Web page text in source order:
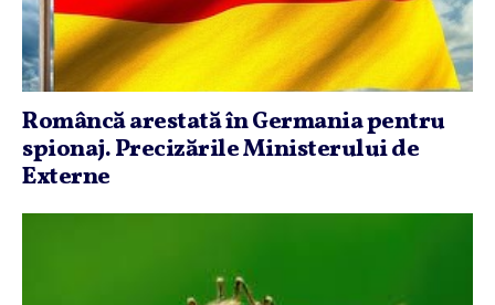
Româncă arestată în Germania pentru
spionaj. Precizările Ministerului de
Externe